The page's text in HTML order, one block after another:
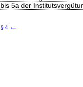
bis 5a der
§ 4 ←